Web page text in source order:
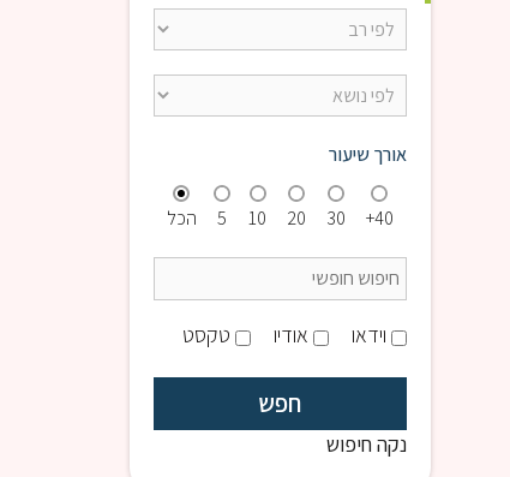
אורך שיעור
הכל 5 10 20 30 40+
וידאו אודיו טקסט
נקה חיפוש